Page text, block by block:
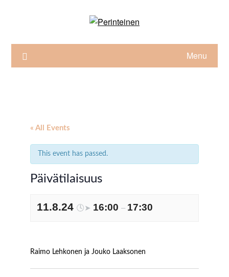
Menu
« All Events
This event has passed.
Päivätilaisuus
11.8.24 🕓➤ 16:00 – 17:30
Raimo Lehkonen ja Jouko Laaksonen